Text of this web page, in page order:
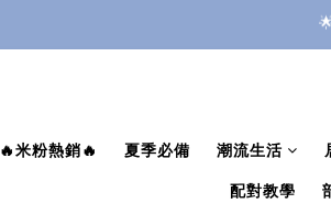
公告:本司使用「電子發票」，訂單
公告:本司使用「電子發票」，訂單
🔥米粉熱銷🔥 夏季必備 潮流生活
配對教學